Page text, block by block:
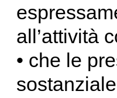
all’attività
• che le